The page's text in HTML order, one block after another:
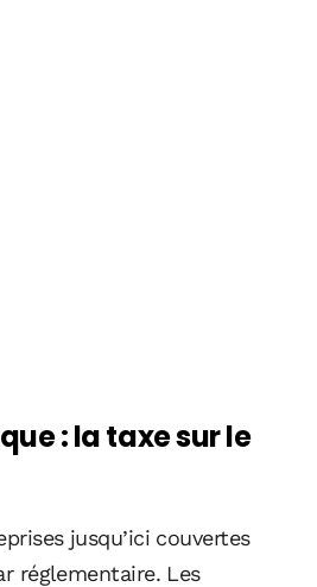
: la taxe sur le
jusqu’ici couvertes
réglementaire. Les